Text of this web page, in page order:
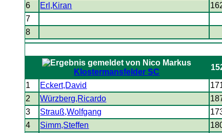
6
Erl,Kiran
7
8
Klostermansfelder SC
1 Eckert,David
2
Würzberg,Ricardo
3
Strauß,Wolfgang
4
Simm,Steffen